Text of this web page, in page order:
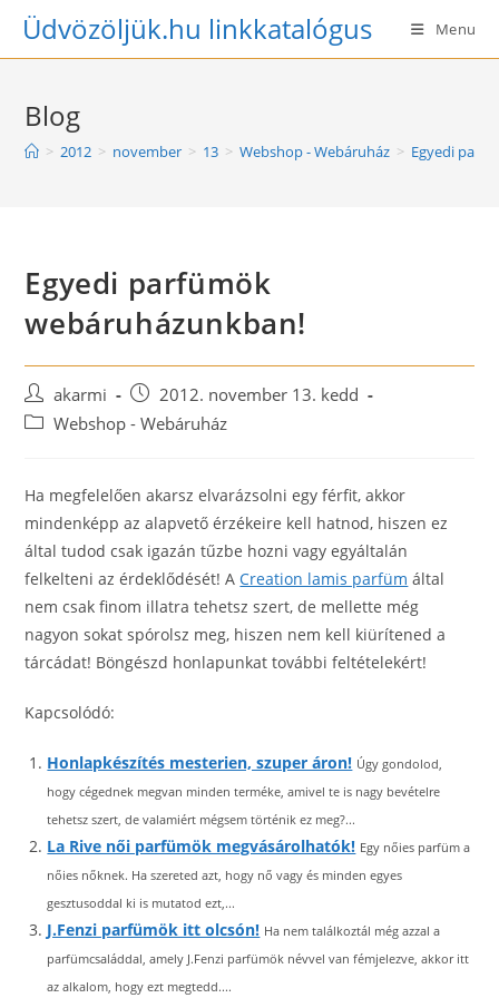
SkipÜdvözöljük.hu linkkatalógus Menu
Blog
> 2012 > november > 13 > Webshop - Webáruház > Egyedi
Egyedi parfümök
webáruházunkban!
Post
author:
akarmi
Post
published:
2012. november 13. kedd
PostWebshop - Webáruház
Ha megfelelően akarsz elvarázsolni egy férfit, akkor
mindenképp az alapvető érzékeire kell hatnod, hiszen ez
által tudod csak igazán tűzbe hozni vagy egyáltalán
felkelteni az érdeklődését! ACreation lamis parfüm által
nem csak finom illatra tehetsz szert, de mellette még
nagyon sokat spórolsz meg, hiszen nem kell kiürítened a
tárcádat! Böngészd honlapunkat további feltételekért!
Kapcsolódó:
Honlapkészítés mesterien, szuper áron! Úgy gondolod,
hogy cégednek megvan minden terméke, amivel te is nagy bevételre
tehetsz szert, de valamiért mégsem történik ez meg?...
La Rive női parfümök megvásárolhatók! Egy nőies parfüm a
nőies nőknek. Ha szereted azt, hogy nő vagy és minden egyes
gesztusoddal ki is mutatod ezt,...
J.Fenzi parfümök itt olcsón! Ha nem találkoztál még azzal a
parfümcsaláddal, amely J.Fenzi parfümök névvel van fémjelezve, akkor itt
az alkalom, hogy ezt megtedd....